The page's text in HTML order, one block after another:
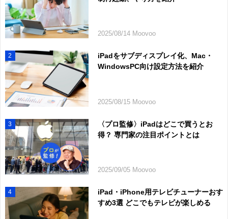
2025/08/14 Moovoo
2
iPadをサブディスプレイ化、Mac・
WindowsPC向け設定方法を紹介
2025/08/15 Moovoo
3
〈プロ監修〉iPadはどこで買うとお
得？ 専門家の注目ポイントとは
2025/09/05 Moovoo
4
iPad・iPhone用テレビチューナーおす
すめ3選 どこでもテレビが楽しめる